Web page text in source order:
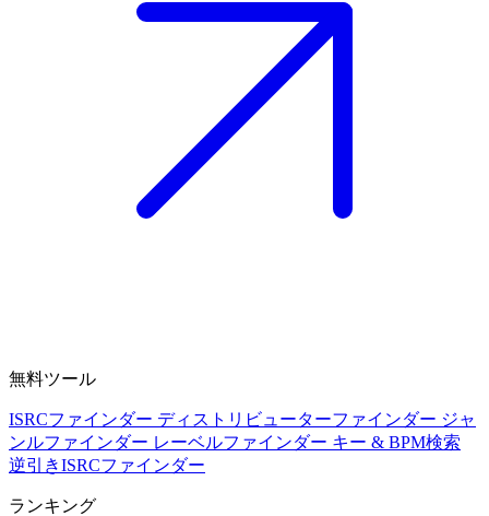
無料ツール
ISRCファインダー ディストリビューターファインダー ジャ
ンルファインダー レーベルファインダー キー & BPM検索
逆引きISRCファインダー
ランキング